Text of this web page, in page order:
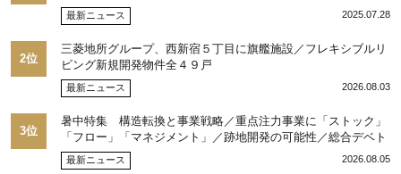
最新ニュース 2025.07.28
2位
三菱地所グループ、西新宿５丁目に旗艦施設／フレキシブルリ
ビング新規開発物件全４９戸
最新ニュース 2026.08.03
3位
暑中特集 構造転換と事業戦略／重点注力事業に「ストック」
「フロー」「マネジメント」／跡地開発の可能性／総合デベト
ップ10目標に／自社ブランド構築へ体制整備／日本郵政不動産
／池田 明社長に聞く
最新ニュース 2026.08.05